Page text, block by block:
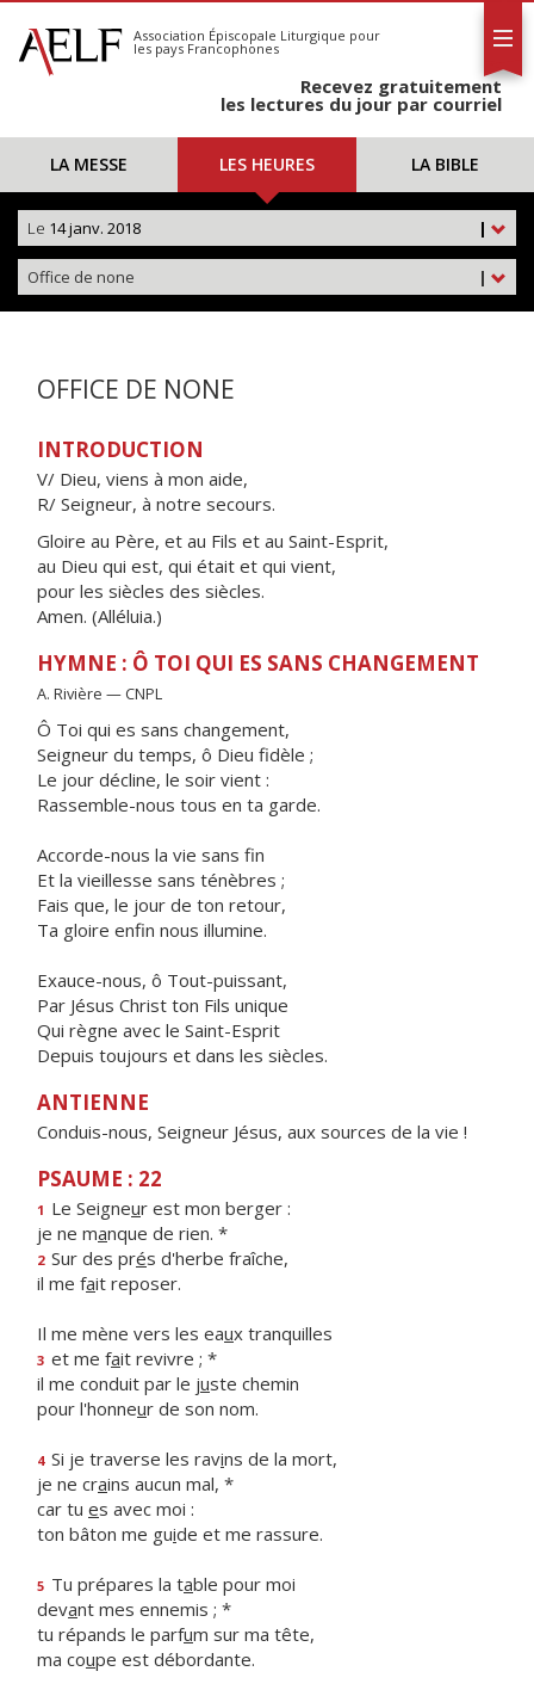
S'abonner
Calendrier
Association Épiscopale Liturgique pour
les pays Francophones
Recevez gratuitement
les lectures du jour par courriel
LA MESSE LES HEURES LA BIBLE
|
Le 14 janv. 2018
|
Office de none
OFFICE DE NONE
INTRODUCTION
V/ Dieu, viens à mon aide,
R/ Seigneur, à notre secours.
Gloire au Père, et au Fils et au Saint-Esprit,
au Dieu qui est, qui était et qui vient,
pour les siècles des siècles.
Amen. (Alléluia.)
HYMNE : Ô TOI QUI ES SANS CHANGEMENT
A. Rivière — CNPL
Ô Toi qui es sans changement,
Seigneur du temps, ô Dieu fidèle ;
Le jour décline, le soir vient :
Rassemble-nous tous en ta garde.
Accorde-nous la vie sans fin
Et la vieillesse sans ténèbres ;
Fais que, le jour de ton retour,
Ta gloire enfin nous illumine.
Exauce-nous, ô Tout-puissant,
Par Jésus Christ ton Fils unique
Qui règne avec le Saint-Esprit
Depuis toujours et dans les siècles.
ANTIENNE
Conduis-nous, Seigneur Jésus, aux sources de la vie !
PSAUME : 22
1 Le Seigneur est mon berger :
je ne manque de rien. *
2 Sur des prés d'herbe fraîche,
il me fait reposer.
Il me mène vers les eaux tranquilles
3 et me fait revivre ; *
il me conduit par le juste chemin
pour l'honneur de son nom.
4 Si je traverse les ravins de la mort,
je ne crains aucun mal, *
car tu es avec moi :
ton bâton me guide et me rassure.
5 Tu prépares la table pour moi
devant mes ennemis ; *
tu répands le parfum sur ma tête,
ma coupe est débordante.